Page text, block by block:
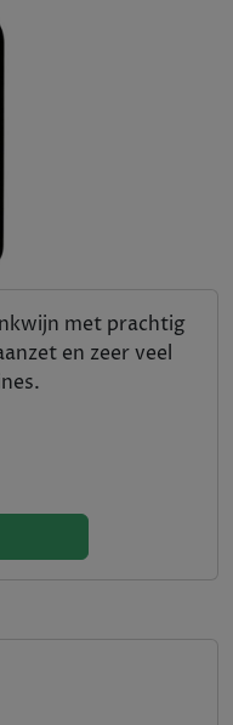
met prachtig
en zeer veel